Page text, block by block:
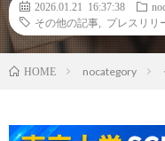
2026.01.21 16:37:38
その他の記事
プレスリリ
HOME nocategory